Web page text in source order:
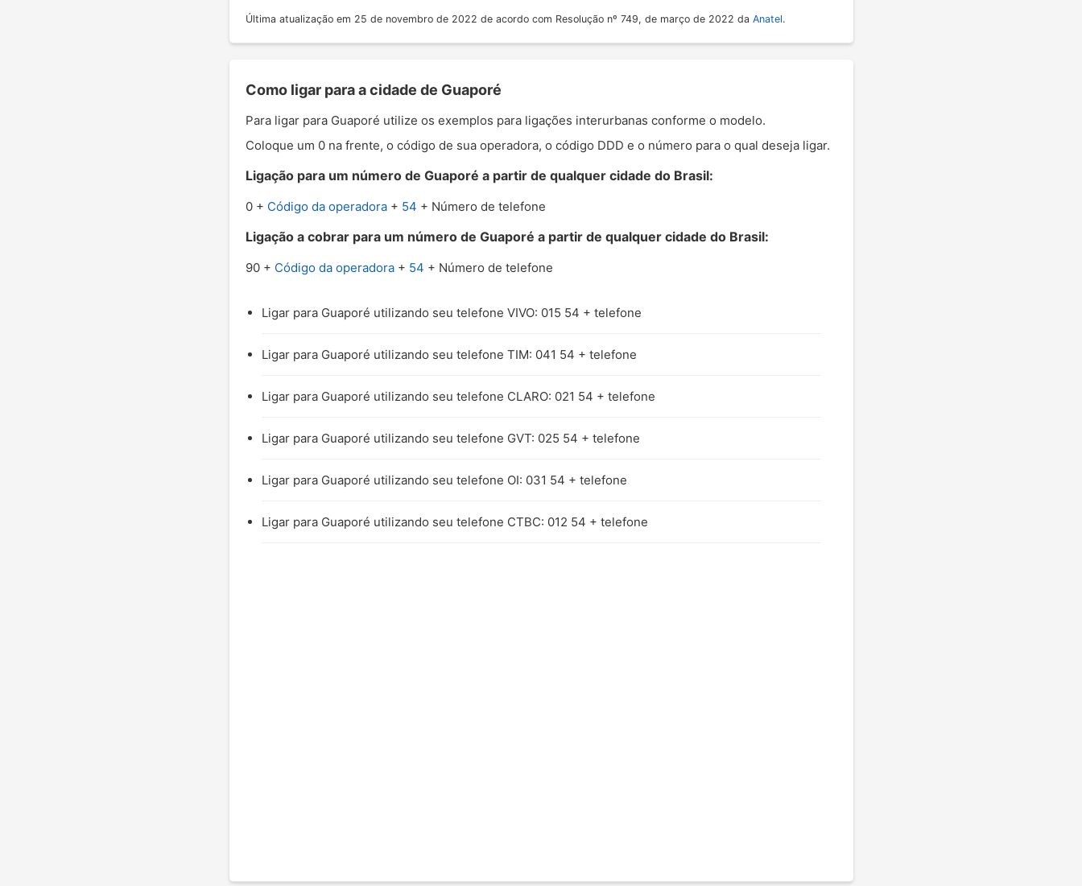
Última atualização em 25 de novembro de 2022 de acordo com Resolução nº 749, de março de 2022 da Anatel.
Como ligar para a cidade de Guaporé
Para ligar para Guaporé utilize os exemplos para ligações interurbanas conforme o modelo.
Coloque um 0 na frente, o código de sua operadora, o código DDD e o número para o qual deseja ligar.
Ligação para um número de Guaporé a partir de qualquer cidade do Brasil:
0 + Código da operadora+ 54 + Número de telefone
Ligação a cobrar para um número de Guaporé a partir de qualquer cidade do Brasil:
90 + Código da operadora+ 54 + Número de telefone
Ligar para Guaporé utilizando seu telefone VIVO: 015 54 + telefone
Ligar para Guaporé utilizando seu telefone TIM: 041 54 + telefone
Ligar para Guaporé utilizando seu telefone CLARO: 021 54 + telefone
Ligar para Guaporé utilizando seu telefone GVT: 025 54 + telefone
Ligar para Guaporé utilizando seu telefone OI: 031 54 + telefone
Ligar para Guaporé utilizando seu telefone CTBC: 012 54 + telefone